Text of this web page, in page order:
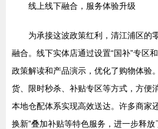
线上线下融合，服务体验升级
为承接这波政策红利，清江浦区的
融合。线下实体店通过设置“国补”专区
政策解读和产品演示，优化了购物体验
货、限时秒杀、补贴专区等方式，方便
本地仓配体系实现高效送达。许多商家
换新”叠加补贴等特色服务，进一步释放